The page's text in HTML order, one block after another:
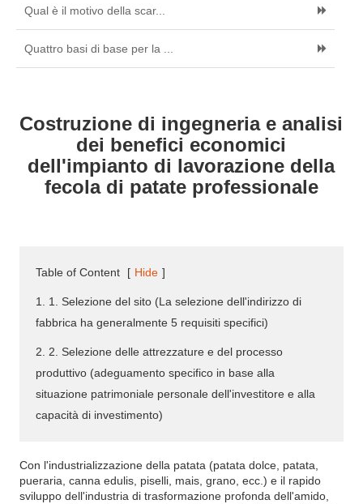
Qual è il motivo della scar...
Quattro basi di base per la ...
Costruzione di ingegneria e analisi
dei benefici economici
dell'impianto di lavorazione della
fecola di patate professionale
Table of Content [ Hide ]
1. 1. Selezione del sito (La selezione dell'indirizzo di
fabbrica ha generalmente 5 requisiti specifici)
2. 2. Selezione delle attrezzature e del processo
produttivo (adeguamento specifico in base alla
situazione patrimoniale personale dell'investitore e alla
capacità di investimento)
Con l'industrializzazione della patata (patata dolce, patata,
pueraria, canna edulis, piselli, mais, grano, ecc.) e il rapido
sviluppo dell'industria di trasformazione profonda dell'amido,